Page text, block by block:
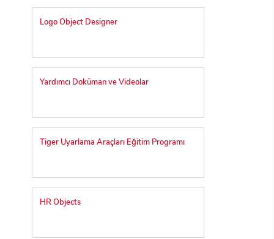
Logo Object Designer
Yardımcı Doküman ve Videolar
Tiger Uyarlama Araçları Eğitim Programı
HR Objects